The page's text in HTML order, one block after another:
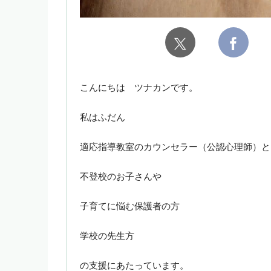
こんにちは ツナカンです。
私はふだん
適応指導教室のカウンセラー（公認心理師）
不登校のお子さんや
子育てに悩む保護者の方
学校の先生方
の支援にあたっています。